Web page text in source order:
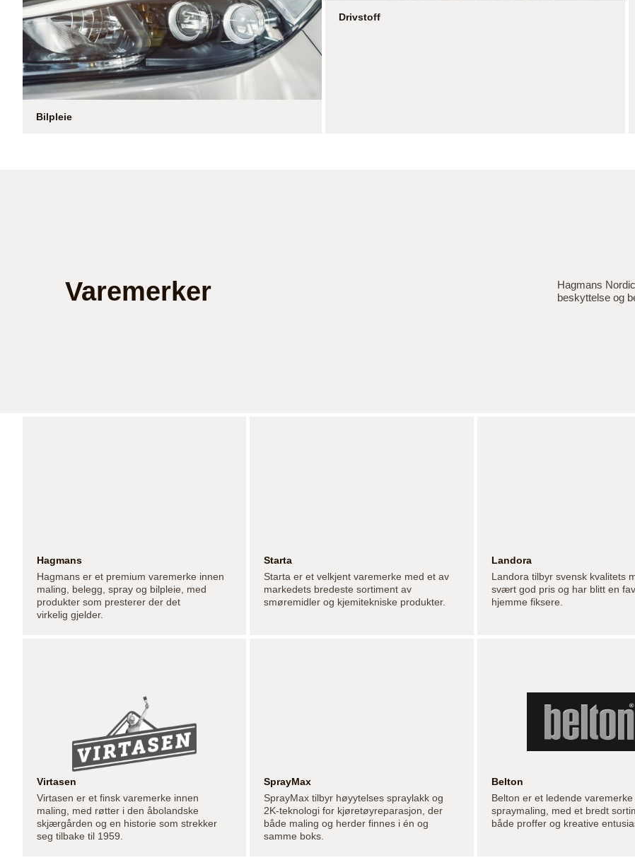
Bilpleie
Drivstoff
Varemerker
Hagmans
beskyttelse og
Hagmans
Hagmans er et premium varemerke innen
maling, belegg, spray og bilpleie, med
produkter som presterer der det
virkelig gjelder.
Starta
Starta er et velkjent varemerke med et av
markedets bredeste sortiment av
smøremidler og kjemitekniske produkter.
Landora
Landora tilbyr svensk kvalitets
svært god pris og har blitt en
hjemme fiksere.
Virtasen
Virtasen er et finsk varemerke innen
maling, med røtter i den åbolandske
skjærgården og en historie som strekker
seg tilbake til 1959.
SprayMax
SprayMax tilbyr høyytelses spraylakk og
2K-teknologi for kjøretøyreparasjon, der
både maling og herder finnes i én og
samme boks.
Belton
Belton er et ledende varemerke
spraymaling, med et bredt
både proffer og kreative